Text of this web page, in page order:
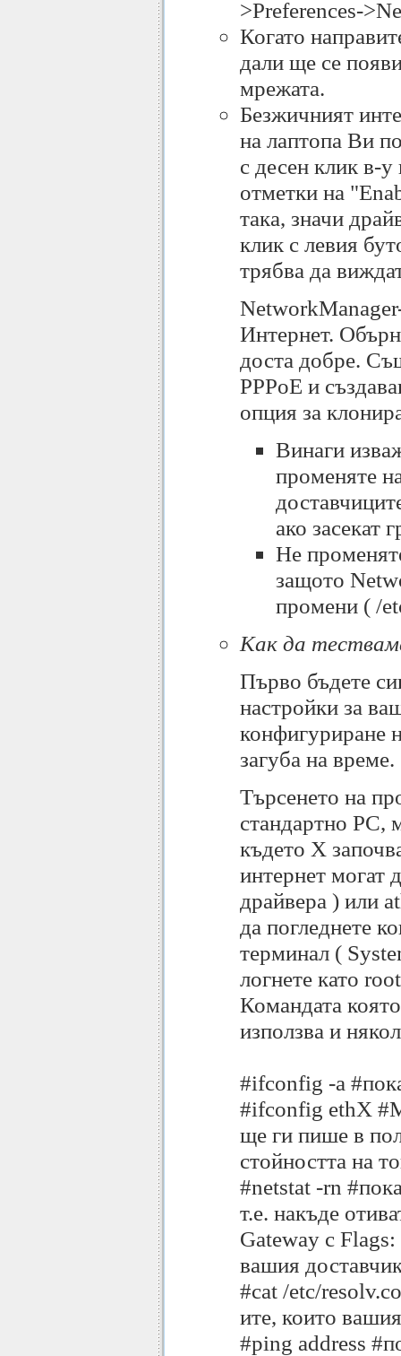
>Preferences-
Когато
дали ще се
мрежата.
Безжичният
на лаптопа Ви
с десен клик в-
отметки на
така, значи
клик с левия
трябва да
Интернет.
доста добре.
PPPoE и
опция за
Винаги
променяте
ако засекат
Не
защото
промени ( /
Как да
Първо бъдете
настройки за
конфигуриране
загуба на време.
Търсенето на
стандартно PC,
където X
интернет могат
драйвера ) или
да погледнете
терминал (
логнете като
Командата
използва и
#ifconfig -a
#ifconfig ethX
ще ги пише в
стойността на
#netstat -rn
т.е. накъде
Gateway с
вашия
#cat /etc/
ите, които
#ping address